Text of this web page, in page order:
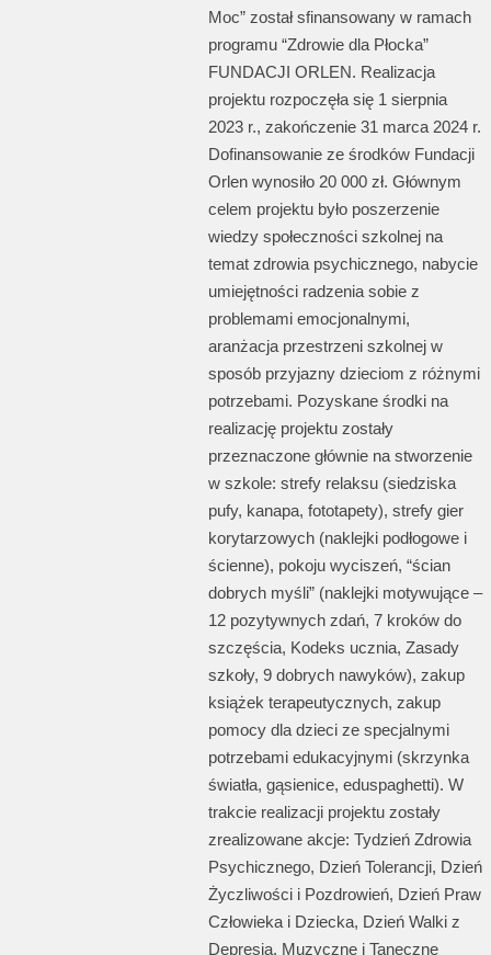
Moc” został sfinansowany w ramach
programu “Zdrowie dla Płocka”
FUNDACJI ORLEN. Realizacja
projektu rozpoczęła się 1 sierpnia
2023 r., zakończenie 31 marca 2024 r.
Dofinansowanie ze środków Fundacji
Orlen wynosiło 20 000 zł. Głównym
celem projektu było poszerzenie
wiedzy społeczności szkolnej na
temat zdrowia psychicznego, nabycie
umiejętności radzenia sobie z
problemami emocjonalnymi,
aranżacja przestrzeni szkolnej w
sposób przyjazny dzieciom z różnymi
potrzebami. Pozyskane środki na
realizację projektu zostały
przeznaczone głównie na stworzenie
w szkole: strefy relaksu (siedziska
pufy, kanapa, fototapety), strefy gier
korytarzowych (naklejki podłogowe i
ścienne), pokoju wyciszeń, “ścian
dobrych myśli” (naklejki motywujące –
12 pozytywnych zdań, 7 kroków do
szczęścia, Kodeks ucznia, Zasady
szkoły, 9 dobrych nawyków), zakup
książek terapeutycznych, zakup
pomocy dla dzieci ze specjalnymi
potrzebami edukacyjnymi (skrzynka
światła, gąsienice, eduspaghetti). W
trakcie realizacji projektu zostały
zrealizowane akcje: Tydzień Zdrowia
Psychicznego, Dzień Tolerancji, Dzień
Życzliwości i Pozdrowień, Dzień Praw
Człowieka i Dziecka, Dzień Walki z
Depresją, Muzyczne i Taneczne